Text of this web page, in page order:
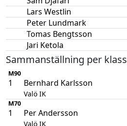
Lars Westlin
Peter Lundmark
Tomas Bengtsson
Jari Ketola
Sammanställning per klass
M90
1 Bernhard Karlsson
Valö IK
M70
1 Per Andersson
Valö IK